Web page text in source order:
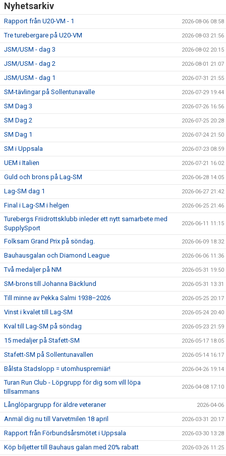
Nyhetsarkiv
Rapport från U20-VM - 1 2026-08-06 08:58
Tre turebergare på U20-VM 2026-08-03 21:56
JSM/USM - dag 3 2026-08-02 20:15
JSM/USM - dag 2 2026-08-01 21:07
JSM/USM - dag 1 2026-07-31 21:55
SM-tävlingar på Sollentunavalle 2026-07-29 19:44
SM Dag 3 2026-07-26 16:56
SM Dag 2 2026-07-25 20:28
SM Dag 1 2026-07-24 21:50
SM i Uppsala 2026-07-23 08:59
UEM i Italien 2026-07-21 16:02
Guld och brons på Lag-SM 2026-06-28 14:05
Lag-SM dag 1 2026-06-27 21:42
Final i Lag-SM i helgen 2026-06-25 21:46
Turebergs Friidrottsklubb inleder ett nytt samarbete med
SupplySport
2026-06-11 11:15
Folksam Grand Prix på söndag. 2026-06-09 18:32
Bauhausgalan och Diamond League 2026-06-06 11:36
Två medaljer på NM 2026-05-31 19:50
SM-brons till Johanna Bäcklund 2026-05-31 13:31
Till minne av Pekka Salmi 1938–2026 2026-05-25 20:17
Vinst i kvalet till Lag-SM 2026-05-24 20:40
Kval till Lag-SM på söndag 2026-05-23 21:59
15 medaljer på Stafett-SM 2026-05-17 18:05
Stafett-SM på Sollentunavallen 2026-05-14 16:17
Bålsta Stadslopp = utomhuspremiär! 2026-04-26 19:14
Turan Run Club - Löpgrupp för dig som vill löpa
tillsammans
2026-04-08 17:10
Långlöpargrupp för äldre veteraner 2026-04-06
Anmäl dig nu till Varvetmilen 18 april 2026-03-31 20:17
Rapport från Förbundsårsmötet i Uppsala 2026-03-30 13:28
Köp biljetter till Bauhaus galan med 20% rabatt 2026-03-26 11:25